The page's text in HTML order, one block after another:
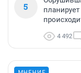
5
4 492